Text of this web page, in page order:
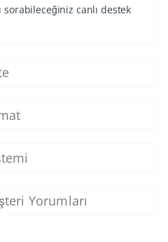
sorabileceğiniz canlı destek
Yorumları